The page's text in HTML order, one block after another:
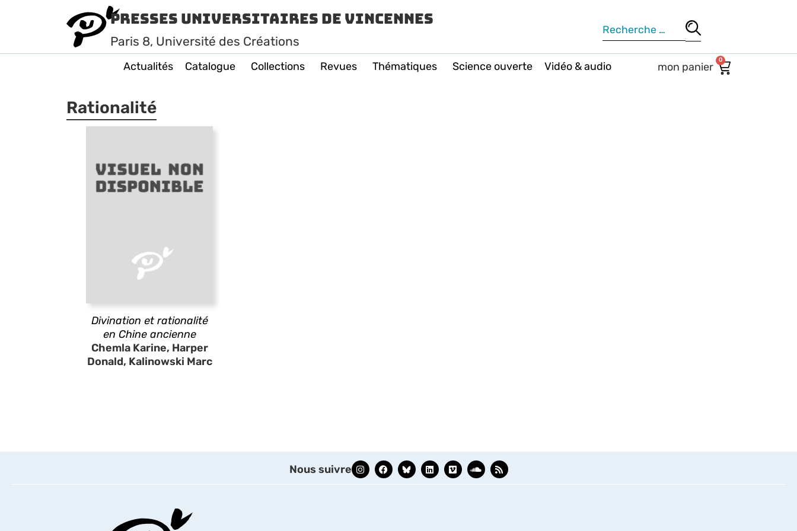
Presses Universitaires de Vincennes
Paris 8, Université des Créations
Actualités Catalogue Collections Revues Thématiques Science ouverte Vidéo & audio 0
Rationalité
Divination et rationalité
en Chine ancienne
Chemla Karine, Harper
Donald, Kalinowski Marc
Nous suivre